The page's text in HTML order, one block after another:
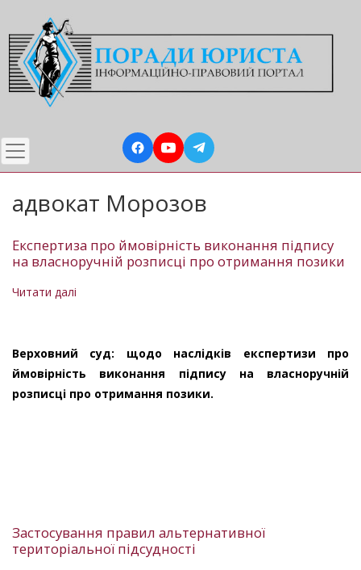
до
основного
вмісту
адвокат Морозов
Експертиза про ймовірність виконання підпису
на власноручній розписці про отримання позики
Читати далі
ймовірність
виконання
підпису
Верховний суд: щодо наслідків експертизи про
ймовірність виконання підпису на власноручній
розписці про отримання позики.
Застосування правил альтернативної
територіальної підсудності